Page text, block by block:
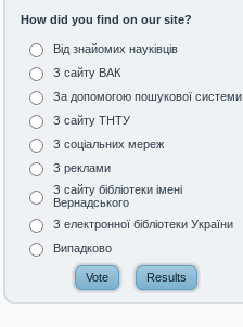
How did you find on our site?
Від знайомих науківців
З сайту ВАК
За допомогою пошукової системи
З сайту ТНТУ
З соціальних мереж
З реклами
З сайту бібліотеки імені
Вернадського
З електронної бібліотеки України
Випадково